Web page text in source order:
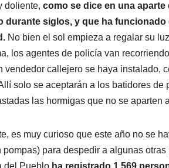
doliente, como se dice en una
durante siglos, y que ha
No bien el sol empieza a regalar su
los agentes de policía van
vendedor callejero se haya instalado,
solo se aceptarán a los batidores
las hormigas que no se aparten
es muy curioso que este año no se
pompas) para despedir a algunas
del Pueblo ha registrado 1 569